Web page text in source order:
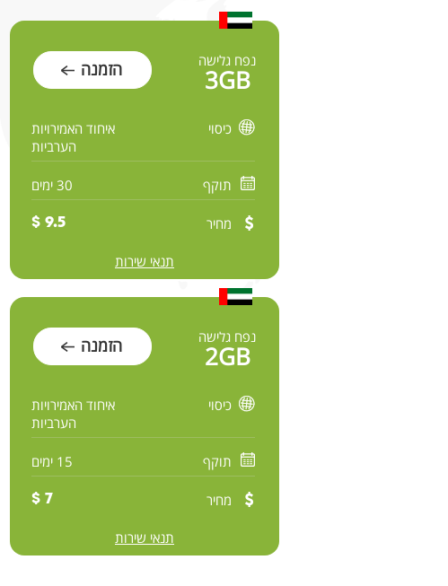
נפח גלישה
3GB הזמנה
כיסוי
איחוד האמירויות
הערביות
תוקף 30 ימים
מחיר 9.5 $
תנאי שירות
נפח גלישה
2GB הזמנה
כיסוי
איחוד האמירויות
הערביות
תוקף 15 ימים
מחיר 7 $
תנאי שירות